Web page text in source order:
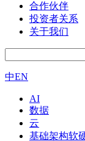
合作伙伴
投资者关系
关于我们
中EN
AI
数据
云
基础架构软